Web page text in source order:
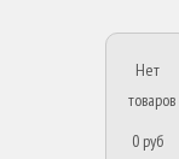
Нет
товаров
0 руб